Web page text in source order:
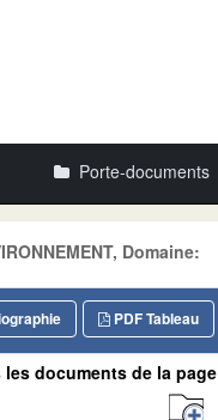
Porte-documents
Domaine:
PDF Tableau
documents de la page